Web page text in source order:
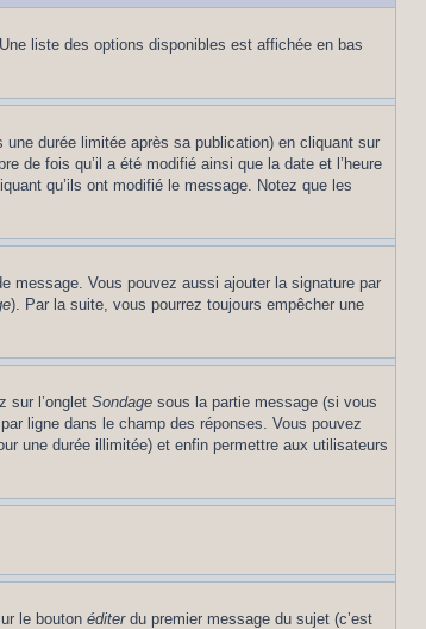
liste des options disponibles est affichée en bas
durée limitée après sa publication) en cliquant sur
de fois qu’il a été modifié ainsi que la date et l’heure
qu’ils ont modifié le message. Notez que les
message. Vous pouvez aussi ajouter la signature par
). Par la suite, vous pourrez toujours empêcher une
sur l’onglet Sondage sous la partie message (si vous
ligne dans le champ des réponses. Vous pouvez
une durée illimitée) et enfin permettre aux utilisateurs
le bouton éditerdu premier message du sujet (c’est